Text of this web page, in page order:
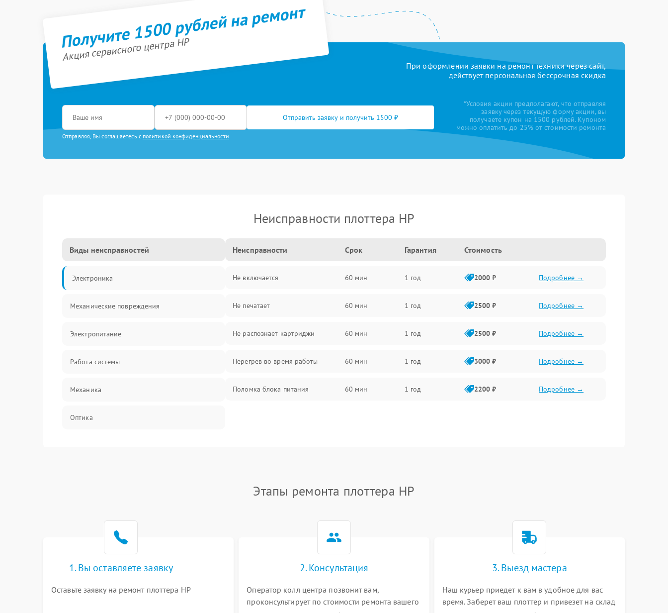
Получите 1500 рублей на ремонт
Акция сервисного центра HP
При оформлении заявки на ремонт техники через сайт,
действует персональная бессрочная скидка
Отправить заявку и получить 1500 ₽
Отправляя, Вы соглашаетесь с политикой конфиденциальности
*Условия акции предполагают, что отправляя
заявку через текущую форму акции, вы
получаете купон на 1500 рублей. Купоном
можно оплатить до 25% от стоимости ремонта
Неисправности плоттера HP
Виды неисправностей
Электроника
Механические повреждения
Электропитание
Работа системы
Механика
Оптика
Электронные компоненты
Неисправности Срок Гарантия Стоимость
Не включается 60 мин 1 год 2000 ₽ Подробнее →
Не печатает 60 мин 1 год 2500 ₽ Подробнее →
Не распознает картриджи 60 мин 1 год 2500 ₽ Подробнее →
Перегрев во время работы 60 мин 1 год 3000 ₽ Подробнее →
Поломка блока питания 60 мин 1 год 2200 ₽ Подробнее →
Этапы ремонта плоттера HP
1. Вы оставляете заявку
Оставьте заявку на ремонт плоттера HP
2. Консультация
Оператор колл центра позвонит вам,
проконсультирует по стоимости ремонта вашего
3. Выезд мастера
Наш курьер приедет к вам в удобное для вас
время. Заберет ваш плоттер и привезет на склад